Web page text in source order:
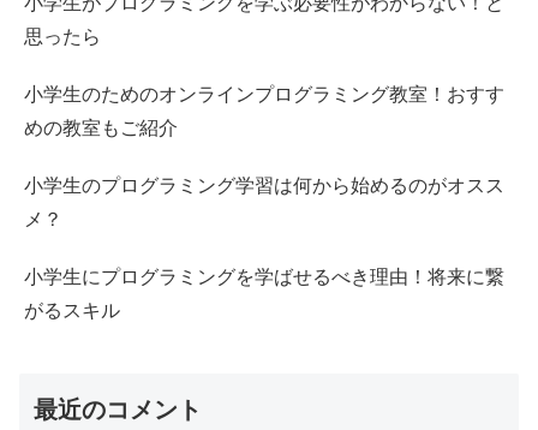
思ったら
小学生のためのオンラインプログラミング教室！おすす
めの教室もご紹介
小学生のプログラミング学習は何から始めるのがオスス
メ？
小学生にプログラミングを学ばせるべき理由！将来に繋
がるスキル
最近のコメント